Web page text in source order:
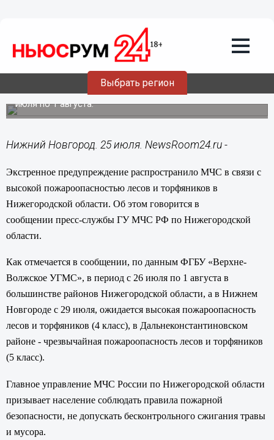
Выбрать регион
Экстренное предупреждение
распространило МЧС в связи с
высокой пожароопасностью лесов в
Нижегородской области
Высокая пожароопасность сохранится в период с 26
июля по 1 августа.
Нижний Новгород. 25 июля. NewsRoom24.ru -
Экстренное предупреждение распространило МЧС в связи с
высокой пожароопасностью лесов и торфяников в
Нижегородской области. Об этом говорится в
сообщении пресс-службы ГУ МЧС РФ по Нижегородской
области.
Как отмечается в сообщении, по данным ФГБУ «Верхне-
Волжское УГМС», в период с 26 июля по 1 августа в
большинстве районов Нижегородской области, а в Нижнем
Новгороде с 29 июля, ожидается высокая пожароопасность
лесов и торфяников (4 класс), в Дальнеконстантиновском
районе - чрезвычайная пожароопасность лесов и торфяников
(5 класс).
Главное управление МЧС России по Нижегородской области
призывает население соблюдать правила пожарной
безопасности, не допускать бесконтрольного сжигания травы
и мусора.